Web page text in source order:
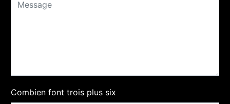
Combien font trois plus six